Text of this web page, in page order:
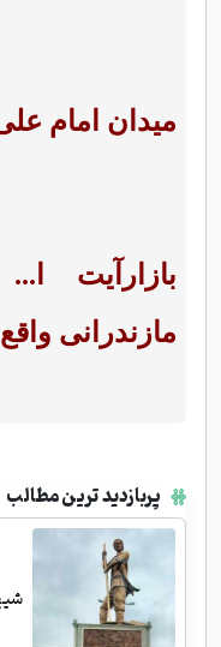
میدان امام
بازارآیت
مازندرانی
پربازدید ترین مطالب